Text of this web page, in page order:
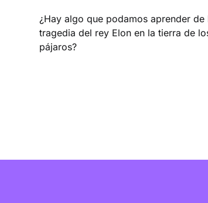
¿Hay algo que podamos aprender de
tragedia del rey Elon en la tierra de
pájaros?